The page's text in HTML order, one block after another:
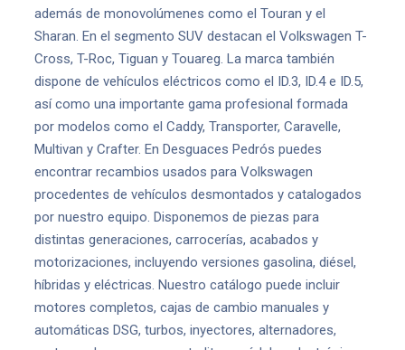
además de monovolúmenes como el Touran y el
Sharan. En el segmento SUV destacan el Volkswagen T-
Cross, T-Roc, Tiguan y Touareg. La marca también
dispone de vehículos eléctricos como el ID.3, ID.4 e ID.5,
así como una importante gama profesional formada
por modelos como el Caddy, Transporter, Caravelle,
Multivan y Crafter. En Desguaces Pedrós puedes
encontrar recambios usados para Volkswagen
procedentes de vehículos desmontados y catalogados
por nuestro equipo. Disponemos de piezas para
distintas generaciones, carrocerías, acabados y
motorizaciones, incluyendo versiones gasolina, diésel,
híbridas y eléctricas. Nuestro catálogo puede incluir
motores completos, cajas de cambio manuales y
automáticas DSG, turbos, inyectores, alternadores,